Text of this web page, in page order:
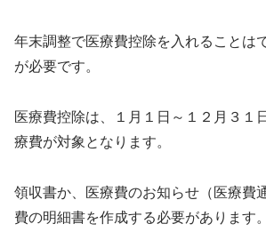
年末調整で医療費控除を入れることは
が必要です。
医療費控除は、１月１日～１２月３１
療費が対象となります。
領収書か、医療費のお知らせ（医療費
費の明細書を作成する必要があります。